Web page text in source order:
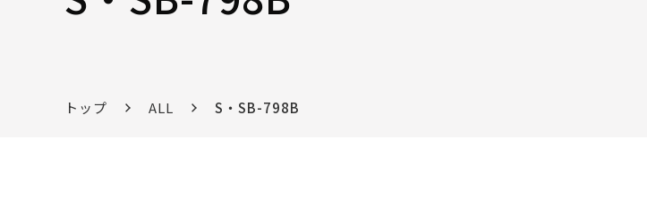
トップ ALL S・SB-798B